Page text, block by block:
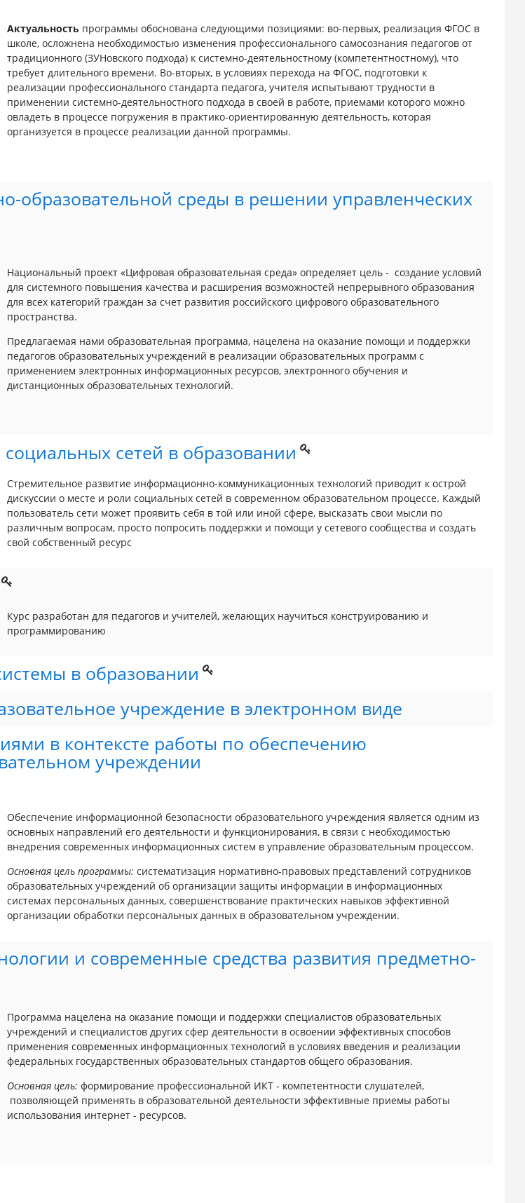
Актуальность программы обоснована следующими позициями: во-первых, реализация ФГОС в
школе, осложнена необходимостью изменения профессионального самосознания педагогов от
традиционного (ЗУНовского подхода) к системно-деятельностному (компетентностному), что
требует длительного времени. Во-вторых, в условиях перехода на ФГОС, подготовки к
реализации профессионального стандарта педагога, учителя испытывают трудности в
применении системно-деятельностного подхода в своей в работе, приемами которого можно
овладеть в процессе погружения в практико-ориентированную деятельность, которая
организуется в процессе реализации данной программы.
среды в решении управленческих
Национальный проект «Цифровая образовательная среда» определяет цель - создание условий
для системного повышения качества и расширения возможностей непрерывного образования
для всех категорий граждан за счет развития российского цифрового образовательного
пространства.
Предлагаемая нами образовательная программа, нацелена на оказание помощи и поддержки
педагогов образовательных учреждений в реализации образовательных программ с
применением электронных информационных ресурсов, электронного обучения и
дистанционных образовательных технологий.
сетей в образовании
Стремительное развитие информационно-коммуникационных технологий приводит к острой
дискуссии о месте и роли социальных сетей в современном образовательном процессе. Каждый
пользователь сети может проявить себя в той или иной сфере, высказать свои мысли по
различным вопросам, просто попросить поддержки и помощи у сетевого сообщества и создать
свой собственный ресурс
Курс разработан для педагогов и учителей, желающих научиться конструированию и
программированию
в образовании
учреждение в электронном виде
в контексте работы по обеспечению
учреждении
Обеспечение информационной безопасности образовательного учреждения является одним из
основных направлений его деятельности и функционирования, в связи с необходимостью
внедрения современных информационных систем в управление образовательным процессом.
Основная цель программы: систематизация нормативно-правовых представлений сотрудников
образовательных учреждений об организации защиты информации в информационных
системах персональных данных, совершенствование практических навыков эффективной
организации обработки персональных данных в образовательном учреждении.
и современные средства развития предметно-
Программа нацелена на оказание помощи и поддержки специалистов образовательных
учреждений и специалистов других сфер деятельности в освоении эффективных способов
применения современных информационных технологий в условиях введения и реализации
федеральных государственных образовательных стандартов общего образования.
Основная цель: формирование профессиональной ИКТ - компетентности слушателей,
позволяющей применять в образовательной деятельности эффективные приемы работы
использования интернет - ресурсов.